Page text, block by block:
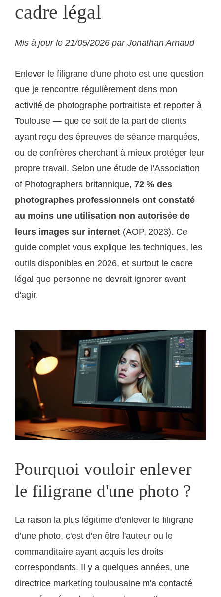
cadre légal
Mis à jour le 21/05/2026 par Jonathan Arnaud
Enlever le filigrane d'une photo est une question
que je rencontre régulièrement dans mon
activité de photographe portraitiste et reporter à
Toulouse — que ce soit de la part de clients
ayant reçu des épreuves de séance marquées,
ou de confrères cherchant à mieux protéger leur
propre travail. Selon une étude de l'Association
of Photographers britannique, 72 % des
photographes professionnels ont constaté
au moins une utilisation non autorisée de
leurs images sur internet (AOP, 2023). Ce
guide complet vous explique les techniques, les
outils disponibles en 2026, et surtout le cadre
légal que personne ne devrait ignorer avant
d'agir.
Pourquoi vouloir enlever
le filigrane d'une photo ?
La raison la plus légitime d'enlever le filigrane
d'une photo, c'est d'en être l'auteur ou le
commanditaire ayant acquis les droits
correspondants. Il y a quelques années, une
directrice marketing toulousaine m'a contacté